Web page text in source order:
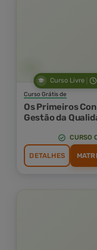
Curso Livre
Curso Grátis de
Os Primeiros
Gestão da
CURSO
DETALHES